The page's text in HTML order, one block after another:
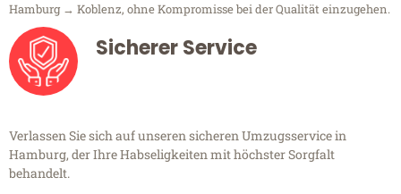
Hamburg → Koblenz, ohne Kompromisse bei der Qualität einzugehen.
Sicherer Service
Verlassen Sie sich auf unseren sicheren Umzugsservice in
Hamburg, der Ihre Habseligkeiten mit höchster Sorgfalt
behandelt.